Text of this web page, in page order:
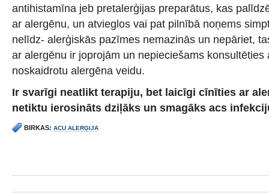
antihistamīna jeb pretalerģijas preparātus, kas
ar alergēnu, un atvieglos vai pat pilnībā noņems
nelīdz- alerģiskās pazīmes nemazinās un nepāriet,
ar alergēnu ir joprojām un nepieciešams konsultēties
noskaidrotu alergēna veidu.
Ir svarīgi neatlikt terapiju, bet laicīgi cīnīties ar
netiktu ierosināts dziļāks un smagāks acs
BIRKAS: ACU ALERĢIJA